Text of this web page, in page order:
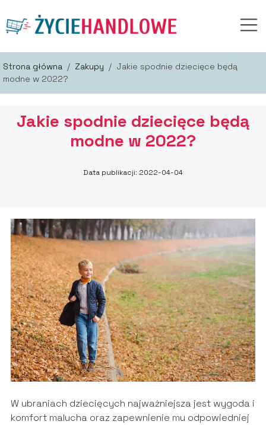
Strona główna / Zakupy / Jakie spodnie dziecięce będą
modne w 2022?
Jakie spodnie dziecięce będą
modne w 2022?
Data publikacji: 2022-04-04
W ubraniach dziecięcych najważniejsza jest wygoda i
komfort malucha oraz zapewnienie mu odpowiedniej